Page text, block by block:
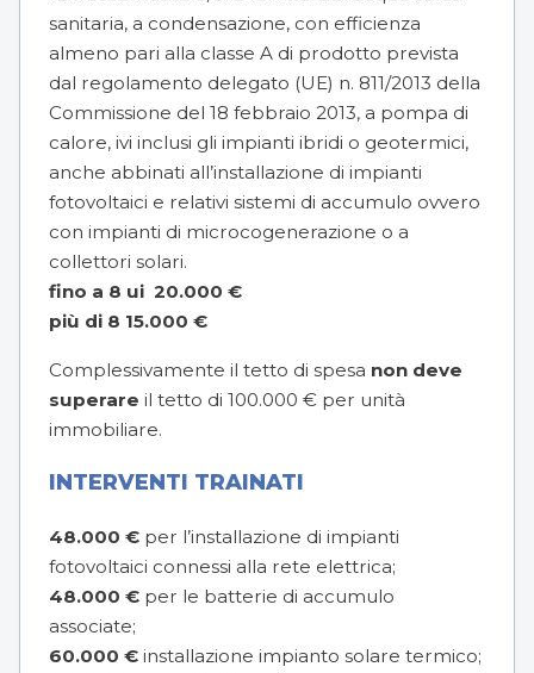
sanitaria, a condensazione, con efficienza
almeno pari alla classe A di prodotto prevista
dal regolamento delegato (UE) n. 811/2013 della
Commissione del 18 febbraio 2013, a pompa di
calore, ivi inclusi gli impianti ibridi o geotermici,
anche abbinati all’installazione di impianti
fotovoltaici e relativi sistemi di accumulo ovvero
con impianti di microcogenerazione o a
collettori solari.
fino a 8 ui 20.000 €
più di 8 15.000 €
Complessivamente il tetto di spesa non deve
superare il tetto di 100.000 € per unità
immobiliare.
INTERVENTI TRAINATI
48.000 € per l’installazione di impianti
fotovoltaici connessi alla rete elettrica;
48.000 € per le batterie di accumulo
associate;
60.000 € installazione impianto solare termico;